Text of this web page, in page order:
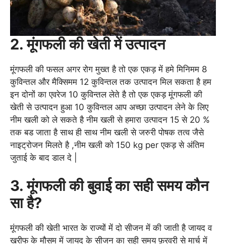
2. मूंगफली की खेती में उत्पादन
मूंगफली की फसल अगर रोग मुख्त है तो एक एकड़ में हमे मिनिमम 8
कुविन्तल और मैक्सिमम 12 कुविन्तल तक उत्पादन मिल सकता है हम
इन दोनों का एवरेज 10 कुविन्तल लेते है तो एक एकड़ मूंगफली की
खेती से उत्पादन हुआ 10 कुविन्तल आप अच्छा उत्पादन लेने के लिए
नीम खली को ले सकते है नीम खली से हमारा उत्पादन 15 से 20 %
तक बड जाता है साथ ही साथ नीम खली से जरुरी पोषक तत्व जैसे
नाइट्रोजन मिलते है ,नीम खली को 150 kg per एकड़ से अंतिम
जुताई के बाद डाल दे |
3. मूंगफली की बुवाई का सही समय कौन
सा है?
मूंगफली की खेती भारत के राज्यों में दो सीजन में की जाती है जायद व
खरीफ के मौसम में जायद के सीजन का सही समय फ़रवरी से मार्च में